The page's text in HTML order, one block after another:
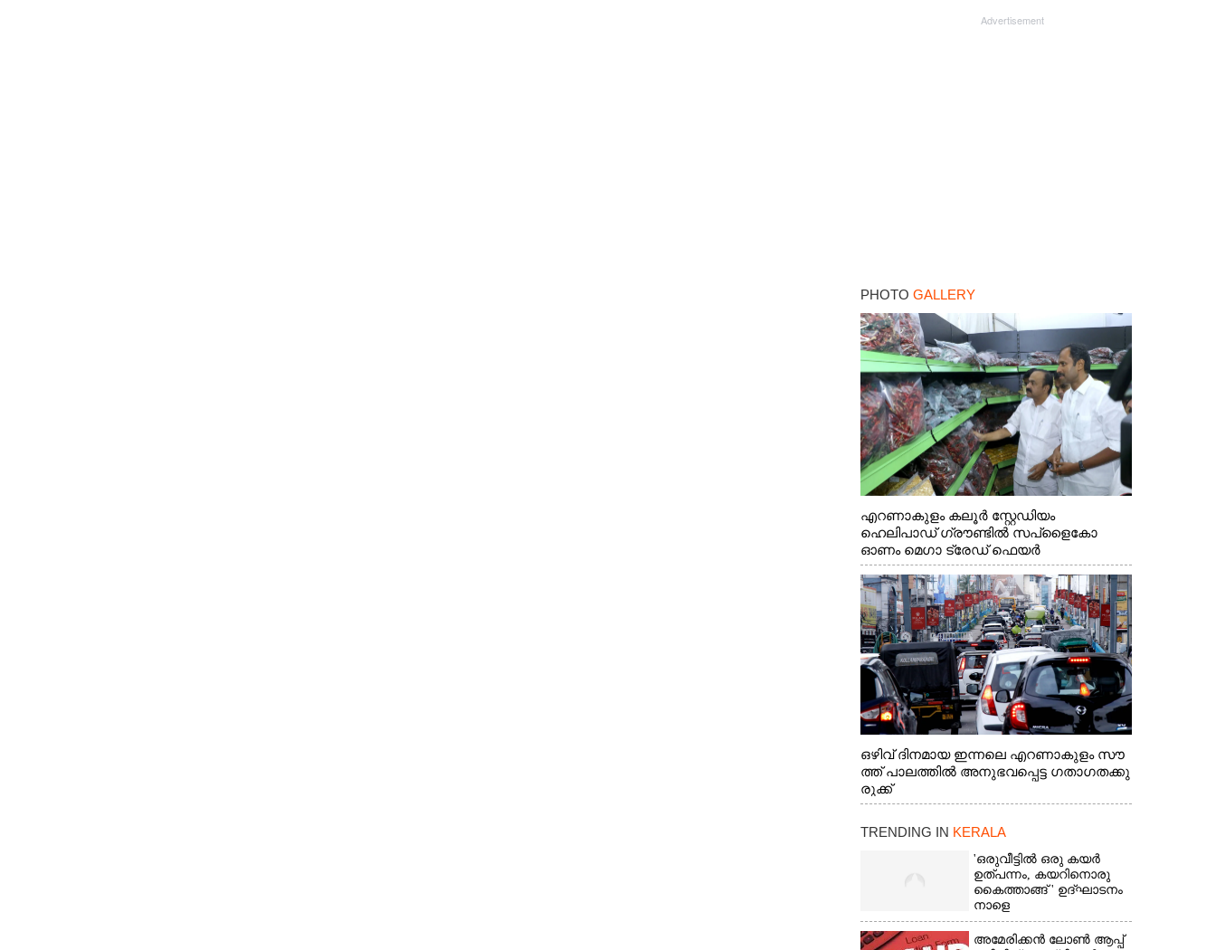
പിന്തുണച്ച് സനൽകുമാർ
Advertisement
PHOTO GALLERY
എറണാകുളം കലൂർ സ്റ്റേഡിയം
ഹെലിപാഡ് ഗ്രൗണ്ടിൽ സപ്ളൈകോ
ഓണം മെഗാ ട്രേഡ് ഫെയർ
സംസ്ഥാനതല ഉദ്ഘാടനം നിർവഹിച്ച്
സ്റ്റാൾ സന്ദർശിക്കുന്ന മുഖ്യമന്ത്രി വി.ഡി.
സതീശൻ. മന്ത്രി അനൂപ് ജേക്കബ് സമീപം
ഒഴിവ് ദിനമായ ഇന്നലെ എറണാകുളം സൗ
ത്ത് പാലത്തിൽ അനുഭവപ്പെട്ട ഗതാഗതക്കു
രുക്ക്
TRENDING IN KERALA
'ഒരുവീട്ടിൽ ഒരു കയർ
ഉത്പന്നം, കയറിനൊരു
കൈത്താങ്ങ് ' ഉദ്ഘാടനം
നാളെ
അമേരിക്കൻ ലോൺ ആപ്പ്